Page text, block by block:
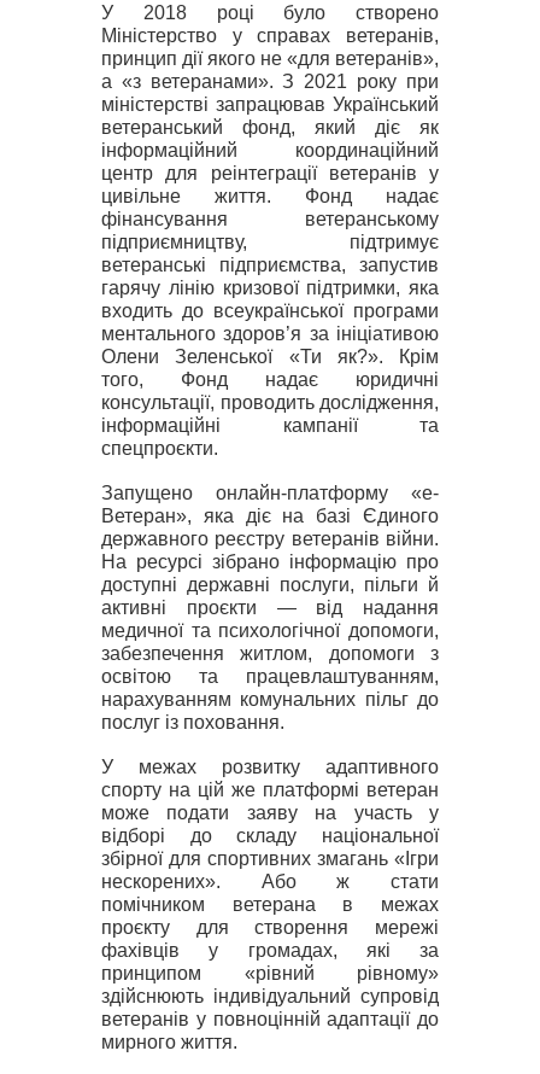
У 2018 році було створено
Міністерство у справах ветеранів,
принцип дії якого не «для ветеранів»,
а «з ветеранами». З 2021 року при
міністерстві запрацював Український
ветеранський фонд, який діє як
інформаційний координаційний
центр для реінтеграції ветеранів у
цивільне життя. Фонд надає
фінансування ветеранському
підприємництву, підтримує
ветеранські підприємства, запустив
гарячу лінію кризової підтримки, яка
входить до всеукраїнської програми
ментального здоров’я за ініціативою
Олени Зеленської «Ти як?». Крім
того, Фонд надає юридичні
консультації, проводитьдослідження,
інформаційні кампанії та
спецпроєкти.
Запущено онлайн-платформу «е-
Ветеран», яка діє на базі Єдиного
державного реєстру ветеранів війни.
На ресурсі зібрано інформацію про
доступні державні послуги, пільги й
активні проєкти — від надання
медичної та психологічної допомоги,
забезпечення житлом, допомоги з
освітою та працевлаштуванням,
нарахуванням комунальних пільг до
послуг із поховання.
У межах розвитку адаптивного
спорту на цій же платформі ветеран
може подати заяву на участь у
відборі до складу національної
збірної для спортивних змагань «Ігри
нескорених». Або ж стати
помічником ветерана в межах
проєкту для створення мережі
фахівців у громадах, які за
принципом «рівний рівному»
здійснюють індивідуальний супровід
ветеранів у повноцінній адаптації до
мирного життя.